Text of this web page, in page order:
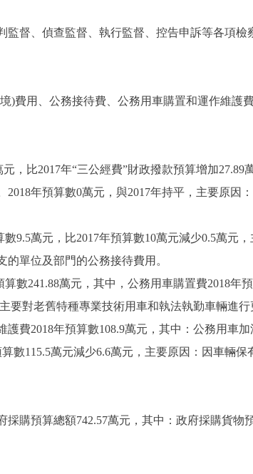
督、偵查監督、執行監督、控告申訴等各項檢
用、公務接待費、公務用車購置和運作維護
比2017年“三公經費”財政撥款預算增加27.89
年預算數0萬元，與2017年持平，主要原因
萬元，比2017年預算數10萬元減少0.5萬元
單位及部門的公務接待費用。
241.88萬元，其中，公務用車購置費2018年預
要對老舊特種專業技術用車和執法執勤車輛進
費2018年預算數108.9萬元，其中：公務用車
數115.5萬元減少6.6萬元，主要原因：因車輛
預算總額742.57萬元，其中：政府採購貨物